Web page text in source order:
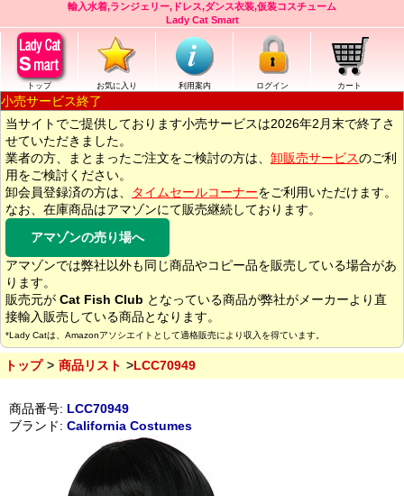
輸入水着,ランジェリー,ドレス,ダンス衣装,仮装コスチューム
Lady Cat Smart
トップ お気に入り 利用案内 ログイン カート
小売サービス終了
当サイトでご提供しております小売サービスは2026年2月末で終了さ
せていただきました。
業者の方、まとまったご注文をご検討の方は、 卸販売サービスのご利
用をご検討ください。
卸会員登録済の方は、
タイムセールコーナーをご利用いただけます。
なお、在庫商品はアマゾンにて販売継続しております。
アマゾンの売り場へ
アマゾンでは弊社以外も同じ商品やコピー品を販売している場合があ
ります。
販売元が Cat Fish Club となっている商品が弊社がメーカーより直
接輸入販売している商品となります。
*Lady Catは、Amazonアソシエイトとして適格販売により収入を得ています。
トップ 商品リスト LCC70949
商品番号: LCC70949
ブランド: California Costumes